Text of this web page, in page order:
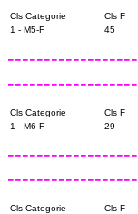
Cls Categorie Cls F
1 - M5-F
45
Cls Categorie Cls F
1 - M6-F
29
Cls Categorie Cls F